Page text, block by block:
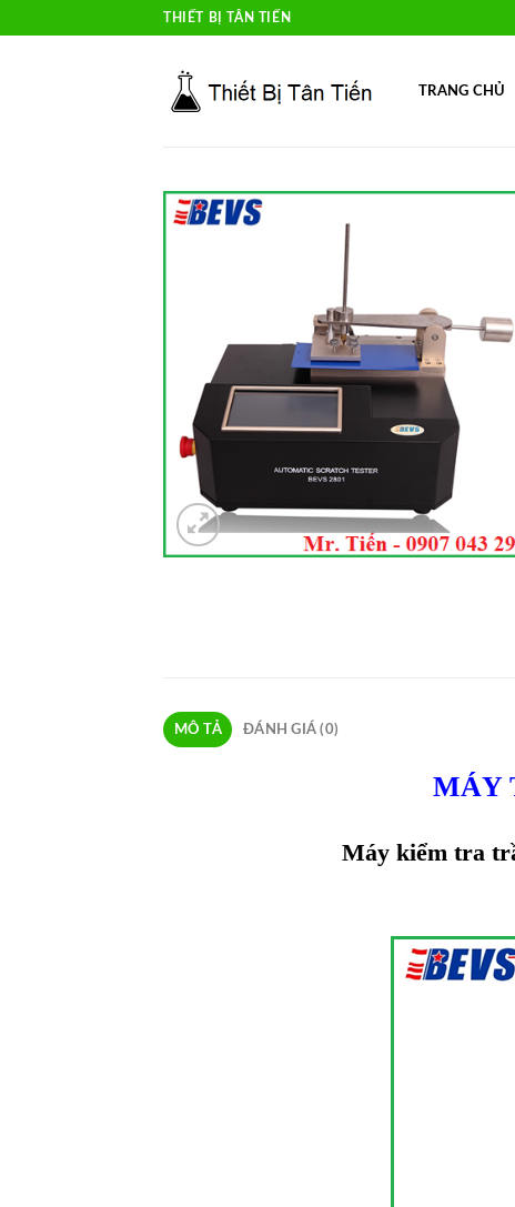
to
THIẾT BỊ TÂN TIẾN
TRANG CHỦ
MÔ TẢ ĐÁNH GIÁ (0)
MÁY
Máy kiểm tra